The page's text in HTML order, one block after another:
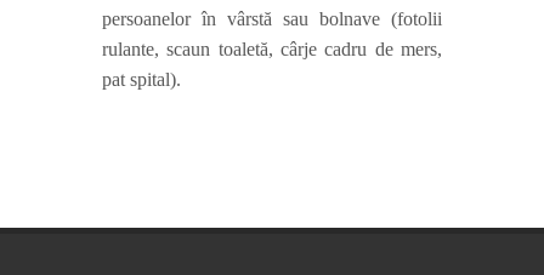
persoanelor în vârstă sau bolnave (fotolii
rulante, scaun toaletă, cârje cadru de mers,
pat spital).